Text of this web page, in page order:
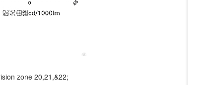
zone 20,21,&22;